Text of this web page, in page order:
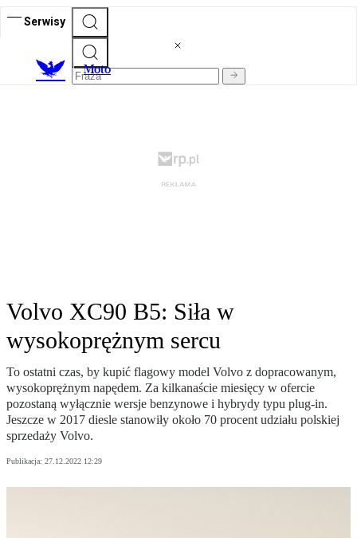
Serwisy
Moto
Volvo XC90 B5: Siła w
wysokoprężnym sercu
To ostatni czas, by kupić flagowy model Volvo z dopracowanym,
wysokoprężnym napędem. Za kilkanaście miesięcy w ofercie
pozostaną wyłącznie wersje benzynowe i hybrydy typu plug-in.
Jeszcze w 2017 diesle stanowiły około 70 procent udziału polskiej
sprzedaży Volvo.
Publikacja: 27.12.2022 12:29